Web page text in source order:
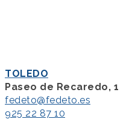
TOLEDO
Paseo de Recaredo, 1
fedeto@fedeto.es
925 22 87 10